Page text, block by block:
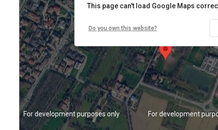
For development
For development purposes only
This page can't load Google Maps
Do you own this website?